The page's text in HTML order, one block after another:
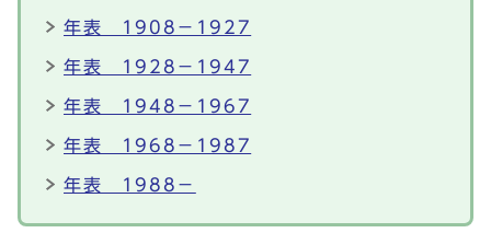
年表 1908－1927
年表 1928－1947
年表 1948－1967
年表 1968－1987
年表 1988－